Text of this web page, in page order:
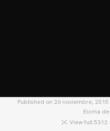
Published on 26 noviembre, 2015
Eicma
View full 5312